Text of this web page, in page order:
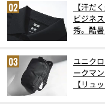
【汗だ
ビジネ
秀。酷
ユニク
ークマ
【リュ